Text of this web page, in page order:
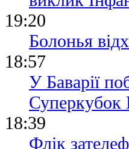
19:20
Болонья
18:57
У Баварії
Суперкубок
18:39
Флік